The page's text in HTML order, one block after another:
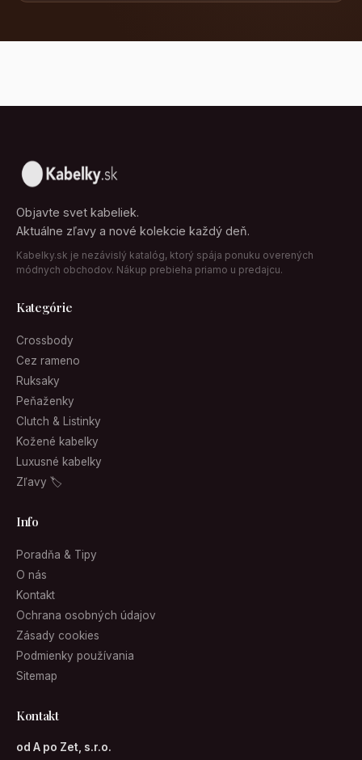
Objavte svet kabeliek.
Aktuálne zľavy a nové kolekcie každý deň.
Kabelky.sk je nezávislý katalóg, ktorý spája ponuku overených
módnych obchodov. Nákup prebieha priamo u predajcu.
Kategórie
Crossbody
Cez rameno
Ruksaky
Peňaženky
Clutch & Listinky
Kožené kabelky
Luxusné kabelky
Zľavy 🏷
Info
Poradňa & Tipy
O nás
Kontakt
Ochrana osobných údajov
Zásady cookies
Podmienky používania
Sitemap
Kontakt
od A po Zet, s.r.o.